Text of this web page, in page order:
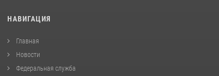
НАВИГАЦИЯ
Главная
Новости
Федеральная служба